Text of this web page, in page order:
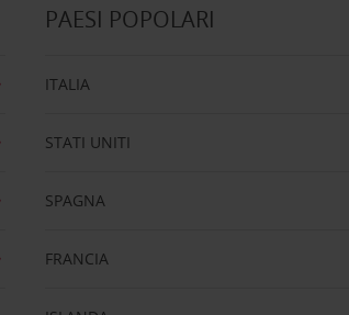
PAESI POPOLARI
ITALIA
STATI UNITI
SPAGNA
FRANCIA